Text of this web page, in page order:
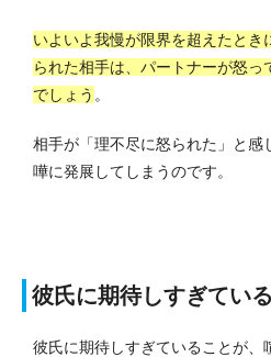
いよいよ我慢が限界を超えたとき
られた相手は、パートナーが怒
でしょう 。
相手が「理不尽に怒られた」と感
嘩に発展してしまうのです。
彼氏に期待しすぎている
彼氏に期待しすぎていることが、